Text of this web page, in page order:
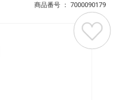
商品番号 ： 7000090179